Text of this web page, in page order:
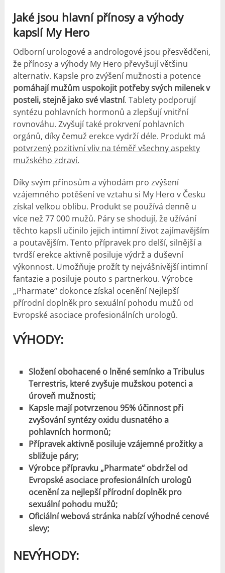
Jaké jsou hlavní přínosy a výhody
kapslí My Hero
Odborní urologové a andrologové jsou přesvědčeni,
že přínosy a výhody My Hero převyšují většinu
alternativ. Kapsle pro zvýšení mužnosti a potence
pomáhají mužům uspokojit potřeby svých milenek v
posteli, stejně jako své vlastní. Tablety podporují
syntézu pohlavních hormonů a zlepšují vnitřní
rovnováhu. Zvyšují také prokrvení pohlavních
orgánů, díky čemuž erekce vydrží déle. Produkt má
potvrzený pozitivní vliv na téměř všechny aspekty
mužského zdraví.
Díky svým přínosům a výhodám pro zvýšení
vzájemného potěšení ve vztahu si My Hero v Česku
získal velkou oblibu. Produkt se používá denně u
více než 77 000 mužů. Páry se shodují, že užívání
těchto kapslí učinilo jejich intimní život zajímavějším
a poutavějším. Tento přípravek pro delší, silnější a
tvrdší erekce aktivně posiluje výdrž a duševní
výkonnost. Umožňuje prožít ty nejvášnivější intimní
fantazie a posiluje pouto s partnerkou. Výrobce
„Pharmate“ dokonce získal ocenění Nejlepší
přírodní doplněk pro sexuální pohodu mužů od
Evropské asociace profesionálních urologů.
VÝHODY:
Složení obohacené o lněné semínko a Tribulus
Terrestris, které zvyšuje mužskou potenci a
úroveň mužnosti;
Kapsle mají potvrzenou 95% účinnost při
zvyšování syntézy oxidu dusnatého a
pohlavních hormonů;
Přípravek aktivně posiluje vzájemné prožitky a
sbližuje páry;
Výrobce přípravku „Pharmate“ obdržel od
Evropské asociace profesionálních urologů
ocenění za nejlepší přírodní doplněk pro
sexuální pohodu mužů;
Oficiální webová stránka nabízí výhodné cenové
slevy;
NEVÝHODY: